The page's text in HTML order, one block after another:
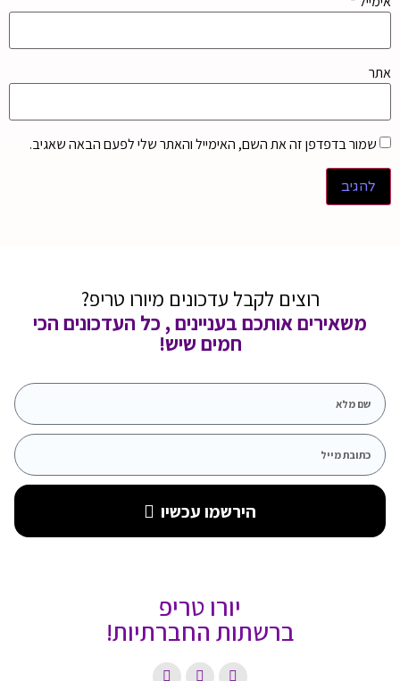
אתר
שמור בדפדפן זה את השם, האימייל והאתר שלי לפעם הבאה שאגיב.
רוצים לקבל עדכונים מיורו טריפ?
משאירים אותכם בעניינים , כל העדכונים הכי
חמים שיש!
הירשמו עכשיו
יורו טריפ
ברשתות החברתיות!